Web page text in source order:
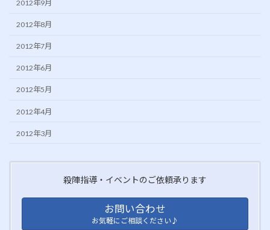
2012年9月
2012年8月
2012年7月
2012年6月
2012年5月
2012年4月
2012年3月
殺陣指導・イベントのご依頼承ります
お問い合わせ
お気軽にご相談ください♪